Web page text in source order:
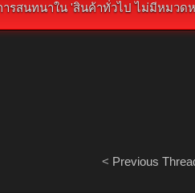
ารสนทนาใน 'สินค้าทั่วไป ไม่มีหมวด
< Previous